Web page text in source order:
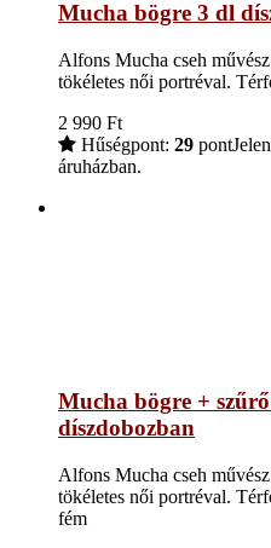
Mucha bögre 3 dl
Alfons Mucha cseh
tökéletes női portréval.
2 990 Ft
Hűségpont: 29 pont
áruházban.
Mucha bögre +
díszdobozban
Alfons Mucha cseh
tökéletes női portréval.
fém